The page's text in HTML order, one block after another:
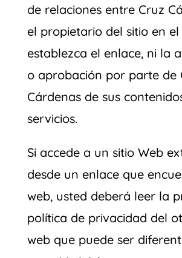
de relaciones entre Cruz
el propietario del sitio en el
establezca el enlace, ni la
o aprobación por parte de
Cárdenas de sus
servicios.
Si accede a un sitio Web
desde un enlace que
web, usted deberá leer la
política de privacidad del
web que puede ser